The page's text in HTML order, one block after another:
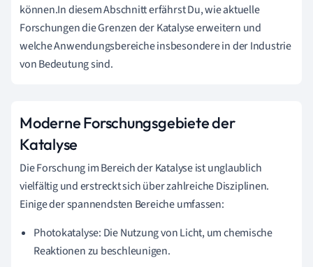
können.In diesem Abschnitt erfährst Du, wie aktuelle
Forschungen die Grenzen der Katalyse erweitern und
welche Anwendungsbereiche insbesondere in der Industrie
von Bedeutung sind.
Moderne Forschungsgebiete der
Katalyse
Die Forschung im Bereich der Katalyse ist unglaublich
vielfältig und erstreckt sich über zahlreiche Disziplinen.
Einige der spannendsten Bereiche umfassen:
Photokatalyse: Die Nutzung von Licht, um chemische
Reaktionen zu beschleunigen.